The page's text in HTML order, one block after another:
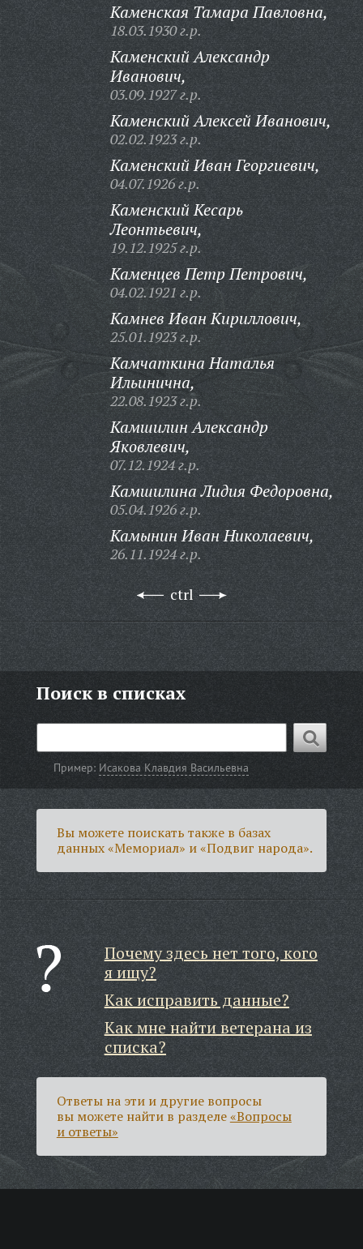
Каменская Тамара Павловна,
18.03.1930 г.р.
Каменский Александр
Иванович,
03.09.1927 г.р.
Каменский Алексей Иванович,
02.02.1923 г.р.
Каменский Иван Георгиевич,
04.07.1926 г.р.
Каменский Кесарь
Леонтьевич,
19.12.1925 г.р.
Каменцев Петр Петрович,
04.02.1921 г.р.
Камнев Иван Кириллович,
25.01.1923 г.р.
Камчаткина Наталья
Ильинична,
22.08.1923 г.р.
Камшилин Александр
Яковлевич,
07.12.1924 г.р.
Камшилина Лидия Федоровна,
05.04.1926 г.р.
Камынин Иван Николаевич,
26.11.1924 г.р.
ctrl
Поиск в списках
Пример: Исакова Клавдия Васильевна
Вы можете поискать также в базах
данных «Мемориал» и «Подвиг народа».
Почему здесь нет того, кого
я ищу?
Как исправить данные?
Как мне найти ветерана из
списка?
Ответы на эти и другие вопросы
вы можете найти в разделе«Вопросы
и ответы»